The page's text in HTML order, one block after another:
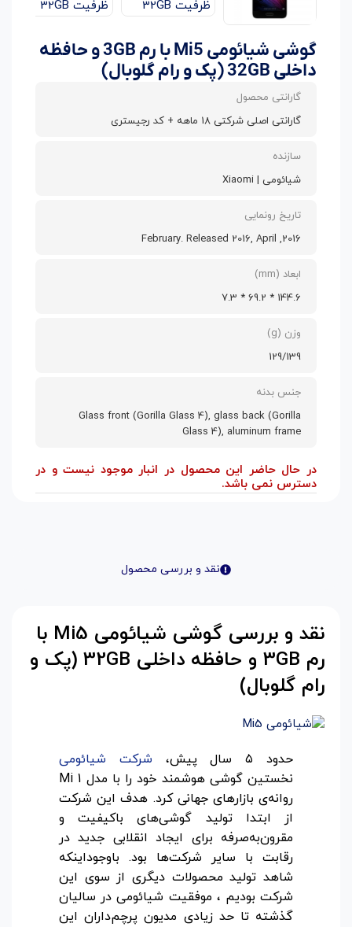
گوشی شیائومی Mi5 با رم 3GB و حافظه
داخلی 32GB (پک و رام گلوبال)
گارانتی محصول
گارانتی اصلی شرکتی 18 ماهه + کد رجیستری
سازنده
شیائومی | Xiaomi
تاریخ رونمایی
2016, February. Released 2016, April
ابعاد (mm)
144.6 * 69.2 * 7.3
وزن (g)
129/139
جنس بدنه
Glass front (Gorilla Glass 4), glass back (Gorilla
Glass 4), aluminum frame
در حال حاضر این محصول در انبار موجود نیست و در
دسترس نمی باشد.
نقد و بررسی محصول
نقد و بررسی گوشی شیائومی Mi5 با
رم 3 GB و حافظه داخلی 32 GB
(پک و
رام گلوبال)
حدود ۵ سال پیش،
شرکت شیائومی
نخستین گوشی هوشمند خود را با مدل Mi 1
روانه‌ی بازارهای جهانی کرد. هدف این شرکت
از ابتدا تولید گوشی‌های باکیفیت و
مقرون‌به‌صرفه برای ایجاد انقلابی جدید در
رقابت با سایر شرکت‌ها بود. باوجوداینکه
شاهد تولید محصولات دیگری از سوی این
شرکت بودیم ، موفقیت شیائومی در سالیان
گذشته تا حد زیادی مدیون پرچم‌داران این